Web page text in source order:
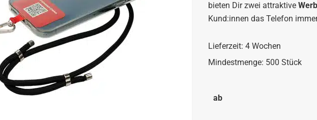
bieten Dir zwei attraktive
Kund:innen das Telefon
Lieferzeit: 4 Wochen
Mindestmenge: 500 Stück
ab